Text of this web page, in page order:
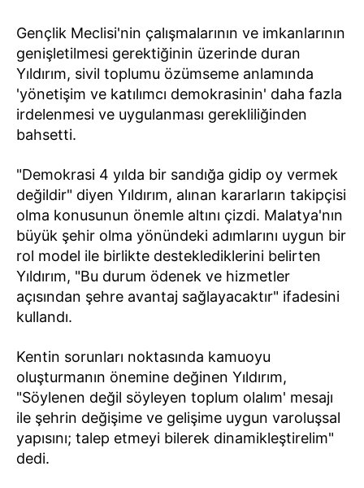
Gençlik Meclisi'nin çalışmalarının ve imkanlarının
genişletilmesi gerektiğinin üzerinde duran
Yıldırım, sivil toplumu özümseme anlamında
'yönetişim ve katılımcı demokrasinin' daha fazla
irdelenmesi ve uygulanması gerekliliğinden
bahsetti.
"Demokrasi 4 yılda bir sandığa gidip oy vermek
değildir" diyen Yıldırım, alınan kararların takipçisi
olma konusunun önemle altını çizdi. Malatya'nın
büyük şehir olma yönündeki adımlarını uygun bir
rol model ile birlikte desteklediklerini belirten
Yıldırım, "Bu durum ödenek ve hizmetler
açısından şehre avantaj sağlayacaktır" ifadesini
kullandı.
Kentin sorunları noktasında kamuoyu
oluşturmanın önemine değinen Yıldırım,
"Söylenen değil söyleyen toplum olalım' mesajı
ile şehrin değişime ve gelişime uygun varoluşsal
yapısını; talep etmeyi bilerek dinamikleştirelim"
dedi.